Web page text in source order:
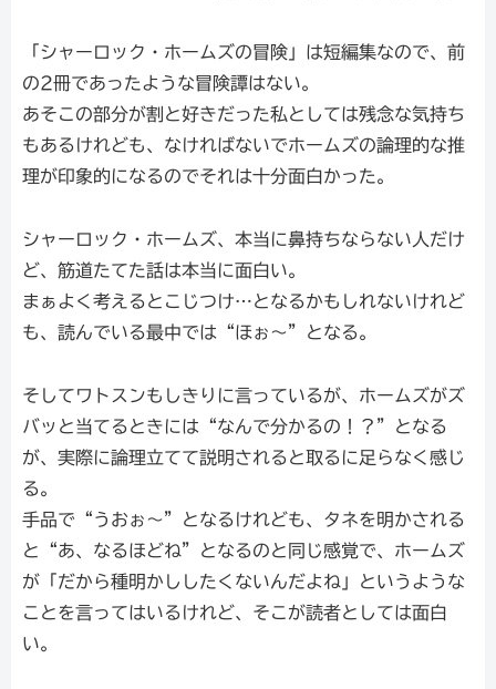
「シャーロック・ホームズの冒険」は短編集なので、前
の2冊であったような冒険譚はない。
あそこの部分が割と好きだった私としては残念な気持ち
もあるけれども、なければないでホームズの論理的な推
理が印象的になるのでそれは十分面白かった。
シャーロック・ホームズ、本当に鼻持ちならない人だけ
ど、筋道たてた話は本当に面白い。
まぁよく考えるとこじつけ…となるかもしれないけれど
も、読んでいる最中では“ほぉ～”となる。
そしてワトスンもしきりに言っているが、ホームズがズ
バッと当てるときには“なんで分かるの！？”となる
が、実際に論理立てて説明されると取るに足らなく感じ
る。
手品で“うおぉ～”となるけれども、タネを明かされる
と“あ、なるほどね”となるのと同じ感覚で、ホームズ
が「だから種明かししたくないんだよね」というような
ことを言ってはいるけれど、そこが読者としては面白
い。